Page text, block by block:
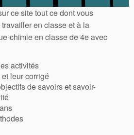
ce site tout ce dont vous
en classe et à la
chimie en classe de 4e avec
activités
leur corrigé
de savoirs et savoir-